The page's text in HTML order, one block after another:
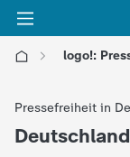
logo!:
o
Pressefreiheit in
: